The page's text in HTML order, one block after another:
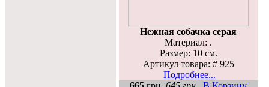
Нежная собачка серая
Материал: .
Размер: 10 см.
Артикул товара: # 925
Подробнее...